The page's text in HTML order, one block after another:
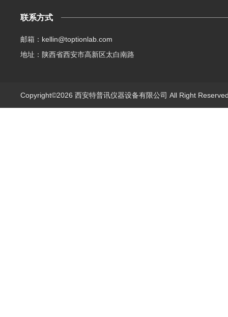
联系方式
邮箱：kellin@toptionlab.com
地址：陕西省西安市高新区太白南路
Copyright©2026 西安特普讯仪器设备有限公司 All Right